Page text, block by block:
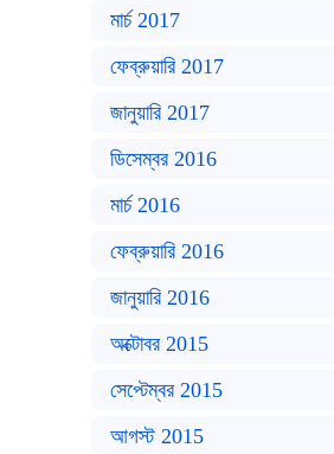
মার্চ 2017
ফেব্রুয়ারি 2017
জানুয়ারি 2017
ডিসেম্বর 2016
মার্চ 2016
ফেব্রুয়ারি 2016
জানুয়ারি 2016
অক্টোবর 2015
সেপ্টেম্বর 2015
আগস্ট 2015